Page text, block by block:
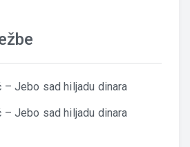
– Jebo sad hiljadu dinara
– Jebo sad hiljadu dinara